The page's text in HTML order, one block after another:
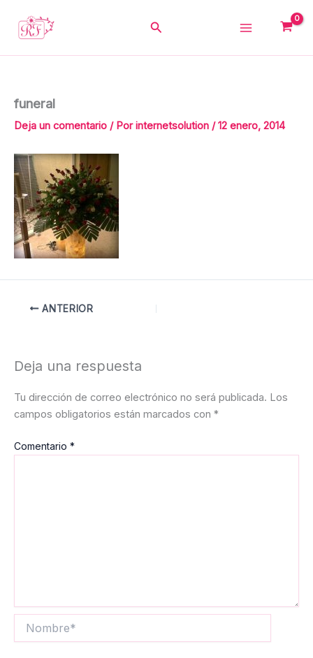
contenido
Buscar
funeral
Deja un comentario / Porinternetsolution /12 enero, 2014
ANTERIOR
Deja una respuesta
Tu dirección de correo electrónico no será publicada. Los
campos obligatorios están marcados con *
Comentario *